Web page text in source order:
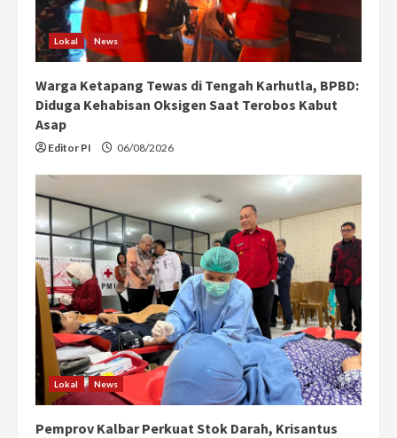
d
i
n
g
Lokal News
Warga Ketapang Tewas di Tengah Karhutla, BPBD:
Diduga Kehabisan Oksigen Saat Terobos Kabut
Asap
Editor PI 06/08/2026
Lokal News
Pemprov Kalbar Perkuat Stok Darah, Krisantus